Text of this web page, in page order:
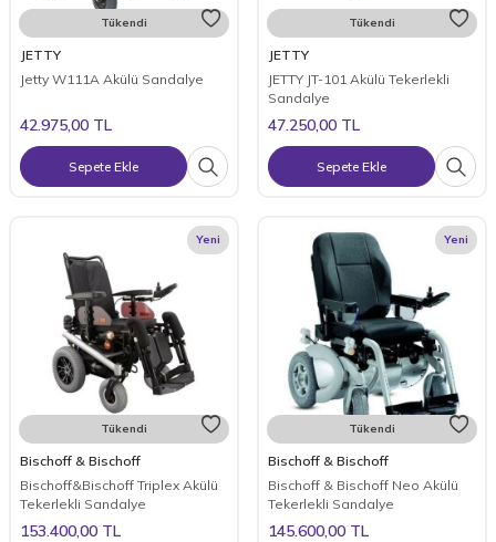
Tükendi
JETTY
Jetty W111A Akülü Sandalye
42.975,00 TL
Sepete Ekle
Tükendi
JETTY
JETTY JT-101 Akülü Tekerlekli
Sandalye
47.250,00 TL
Sepete Ekle
Yeni
Tükendi
Bischoff & Bischoff
Bischoff&Bischoff Triplex Akülü
Tekerlekli Sandalye
153.400,00 TL
Yeni
Tükendi
Bischoff & Bischoff
Bischoff & Bischoff Neo Akülü
Tekerlekli Sandalye
145.600,00 TL